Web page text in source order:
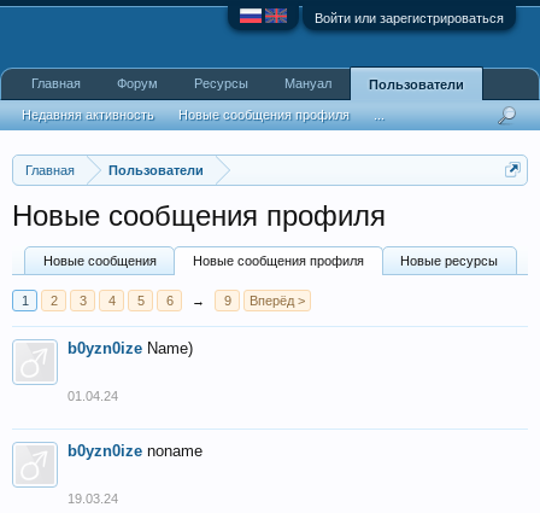
Войти или зарегистрироваться
Главная Пользователи
Новые сообщения профиля
Новые сообщения Новые сообщения профиля Новые ресурсы
1 2 3 4 5 6 → 9 Вперёд >
b0yzn0ize Name)
01.04.24
b0yzn0ize noname
19.03.24
Главная Форум Ресурсы Мануал Пользователи
Недавняя активность Новые сообщения профиля